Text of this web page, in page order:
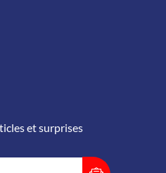
et surprises